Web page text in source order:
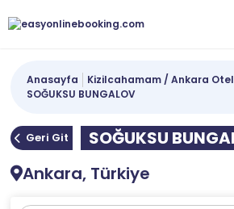
Anasayfa
Kizilcahamam / Ankara
SOĞUKSU BUNGALOV
Geri Git
SOĞUKSU
Ankara, Türkiye